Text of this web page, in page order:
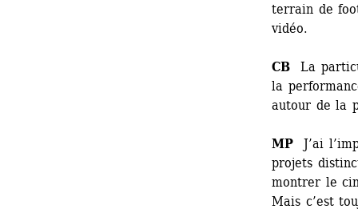
terrain de
vidéo.
CB La
la
autour de la
MP J’ai
projets
montrer le
Mais c’est